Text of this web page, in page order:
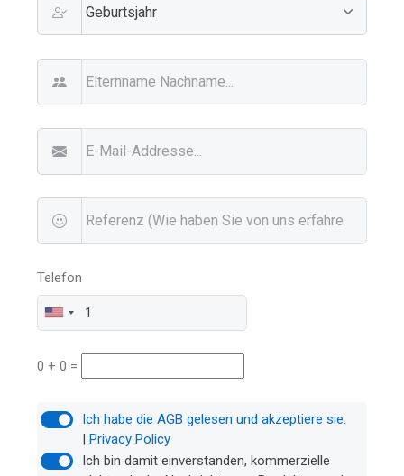
Telefon
0 + 0 =
Ich habe die AGB gelesen und akzeptiere sie.
|Privacy Policy
Ich bin damit einverstanden, kommerzielle